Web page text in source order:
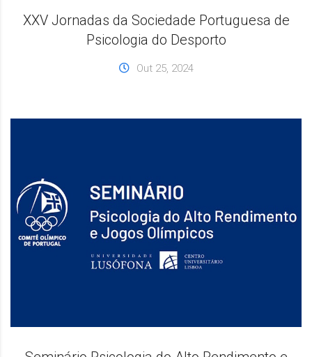
XXV Jornadas da Sociedade Portuguesa de
Psicologia do Desporto
Out 25, 2024